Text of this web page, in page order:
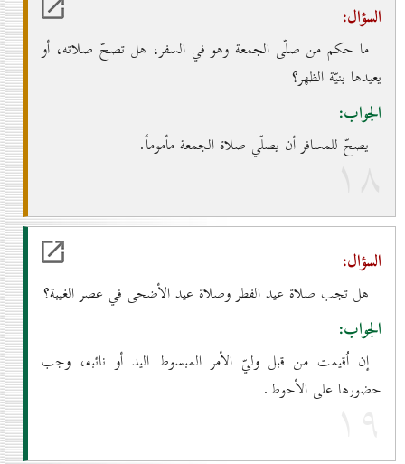
السؤال:
ما حكم من صلّى الجمعة وهو في السفر، هل تصحّ صلاته، أو
يعيدها بنيّة الظهر؟
الجواب:
يصحّ للمسافر أن يصلّي صلاة الجمعة مأموماً.
۱۸
السؤال:
هل تجب صلاة عيد الفطر وصلاة عيد الأضحى في عصر الغيبة؟
الجواب:
إن اُقيمت من قبل وليّ الأمر المبسوط اليد أو نائبه، وجب
حضورها على الأحوط.
۱۹